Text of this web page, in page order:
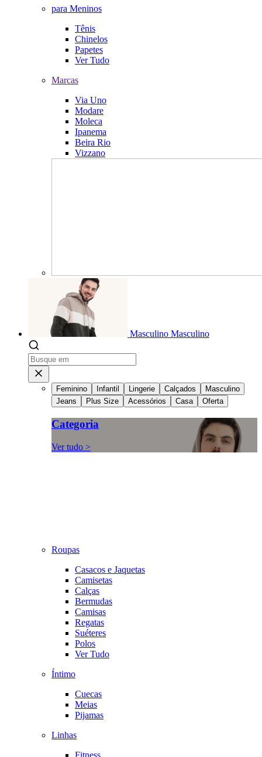
para Meninos
Tênis
Chinelos
Papetes
Ver Tudo
Marcas
Via Uno
Modare
Moleca
Ipanema
Beira Rio
Vizzano
Masculino Masculino
Feminino Infantil Lingerie Calçados
Masculino
Jeans
Plus Size Acessórios Casa Oferta
Categoria
Ver tudo >
Roupas
Casacos e Jaquetas
Camisetas
Calças
Bermudas
Camisas
Regatas
Suéteres
Polos
Ver Tudo
Íntimo
Cuecas
Meias
Pijamas
Linhas